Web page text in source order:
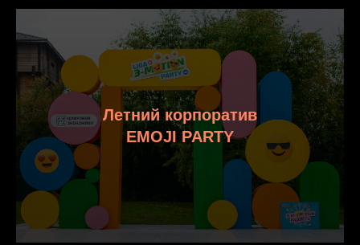
Летний корпоратив
EMOJI PARTY